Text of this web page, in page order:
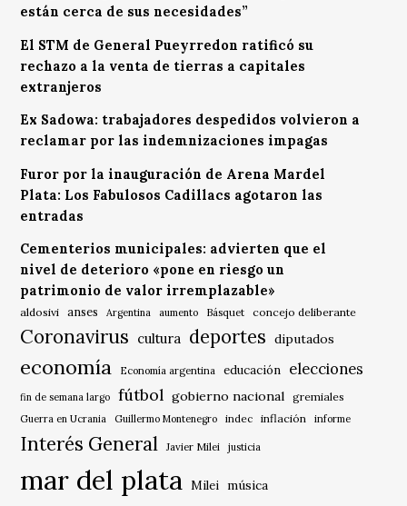
están cerca de sus necesidades”
El STM de General Pueyrredon ratificó su
rechazo a la venta de tierras a capitales
extranjeros
Ex Sadowa: trabajadores despedidos volvieron a
reclamar por las indemnizaciones impagas
Furor por la inauguración de Arena Mardel
Plata: Los Fabulosos Cadillacs agotaron las
entradas
Cementerios municipales: advierten que el
nivel de deterioro «pone en riesgo un
patrimonio de valor irremplazable»
aldosivi anses Argentina aumento Básquet concejo deliberante
Coronavirus cultura deportes diputados
economía Economía argentina educación elecciones
fin de semana largo fútbol gobierno nacional gremiales
Guerra en Ucrania Guillermo Montenegro indec inflación informe
Interés General Javier Milei justicia
mar del plata Milei música